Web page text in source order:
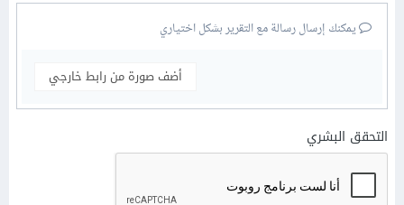
يمكنك إرسال رسالة مع التقرير بشكل اختياري
أضف صورة من رابط خارجي
التحقق البشري